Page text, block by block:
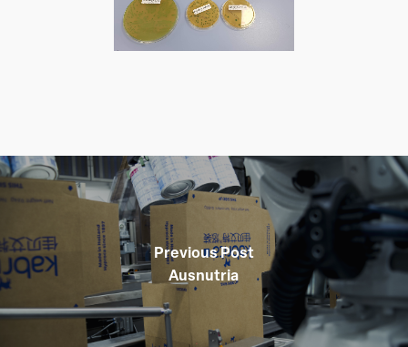
Previous Post
Ausnutria